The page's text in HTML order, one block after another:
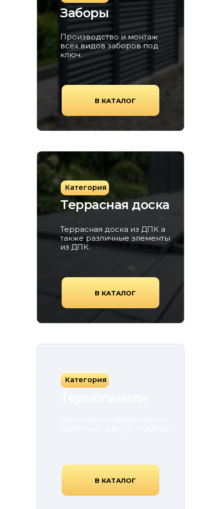
Заборы
Категория
Террасная доска
Террасная доска из ДПК а
также различные элементы
из ДПК.
Производство и монтаж
всех видов заборов под
ключ.
В КАТАЛОГ
В КАТАЛОГ
В КАТАЛОГ
Категория